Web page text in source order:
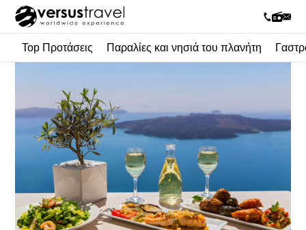
Top Προτάσεις Παραλίες και νησιά του πλανήτη